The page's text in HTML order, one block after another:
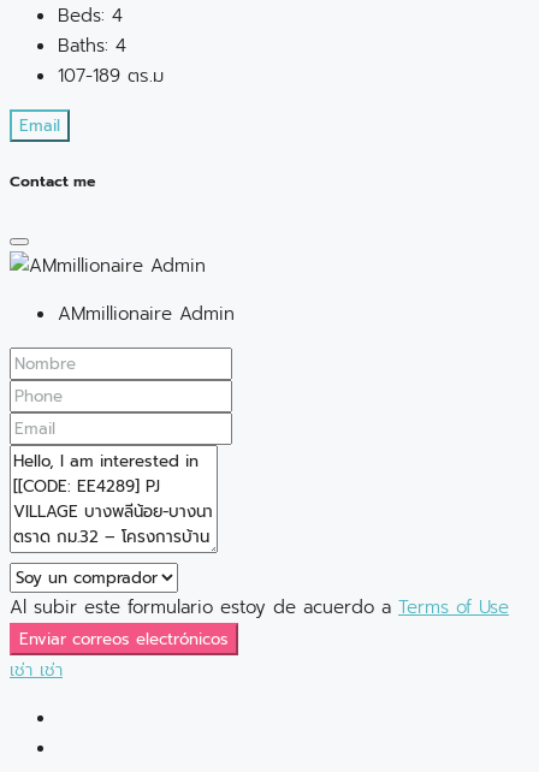
Beds: 4
Baths: 4
107-189 ตร.ม
Email
Contact me
AMmillionaire Admin
Al subir este formulario estoy de acuerdo a Terms of Use
Enviar correos electrónicos
เช่า เช่า